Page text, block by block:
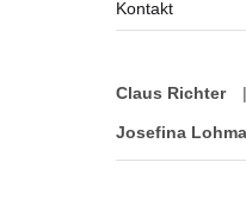
Kontakt
Claus Richter |
Josefina